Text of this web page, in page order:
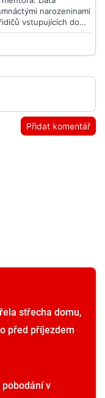
Přidat komentář
střecha domu,
před příjezdem
v